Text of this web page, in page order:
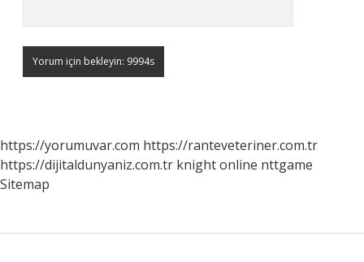
https://yorumuvar.com https://ranteveteriner.com.tr
https://dijitaldunyaniz.com.tr knight online nttgame
Sitemap